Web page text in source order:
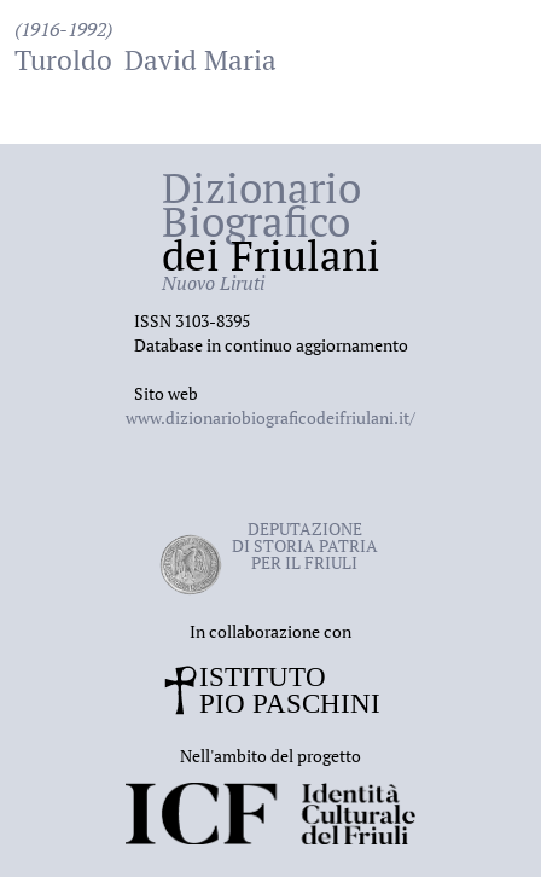
(1916-1992)
Turoldo David Maria
Dizionario
Biografico
dei Friulani
Nuovo Liruti
ISSN 3103-8395
Database in continuo aggiornamento
Sito web
www.dizionariobiograficodeifriulani.it/
DEPUTAZIONE
DI STORIA PATRIA
PER IL FRIULI
In collaborazione con
Nell'ambito del progetto